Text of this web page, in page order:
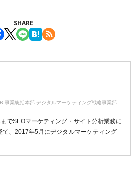
SHARE
事業統括本部 デジタルマーケティング戦略事業部
でSEOマーケティング・サイト分析業務に
、2017年5月にデジタルマーケティング